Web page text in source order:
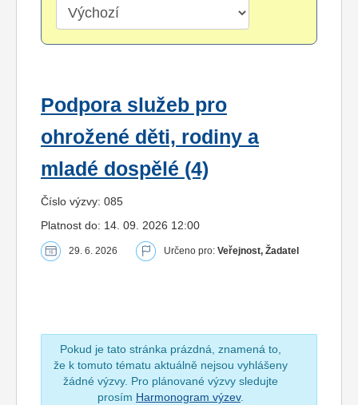
Podpora služeb pro
ohrožené děti, rodiny a
mladé dospělé (4)
Číslo výzvy: 085
Platnost do: 14. 09. 2026 12:00
29. 6. 2026 Určeno pro: Veřejnost, Žadatel
Pokud je tato stránka prázdná, znamená to,
že k tomuto tématu aktuálně nejsou vyhlášeny
žádné výzvy. Pro plánované výzvy sledujte
prosím Harmonogram výzev.